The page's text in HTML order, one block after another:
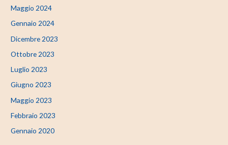
Maggio 2024
Gennaio 2024
Dicembre 2023
Ottobre 2023
Luglio 2023
Giugno 2023
Maggio 2023
Febbraio 2023
Gennaio 2020